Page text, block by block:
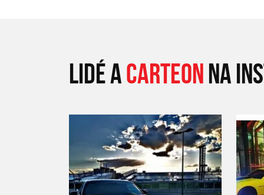
LIDÉ ACARTEONNA